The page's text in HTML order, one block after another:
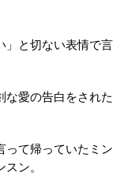
」と切ない表情で言
な愛の告白をされた
って帰っていたミン
ン。